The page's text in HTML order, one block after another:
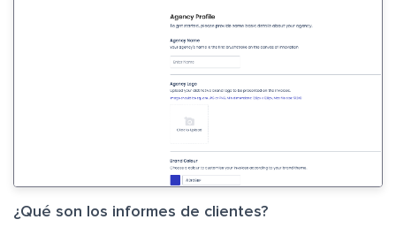
¿Qué son los informes de clientes?